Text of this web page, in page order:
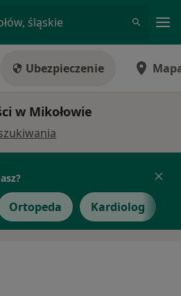
śląskie
Ubezpieczenie
w Mikołowie
Ortopeda Kardiolog